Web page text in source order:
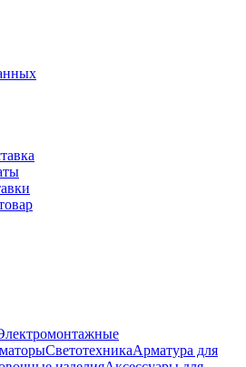
СветотехникаАрматура для